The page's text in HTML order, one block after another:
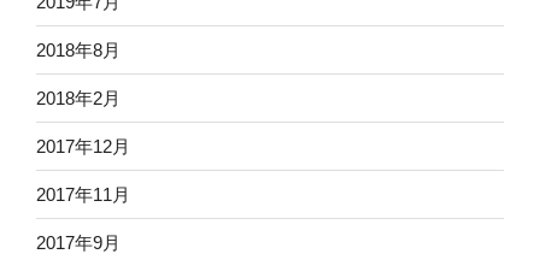
2018年8月
2018年2月
2017年12月
2017年11月
2017年9月